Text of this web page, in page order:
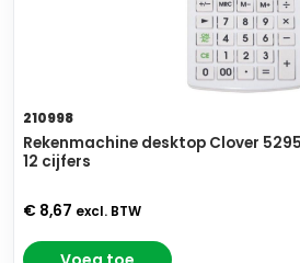
210998
Rekenmachine desktop Clover
12 cijfers
€ 8,67 excl. BTW